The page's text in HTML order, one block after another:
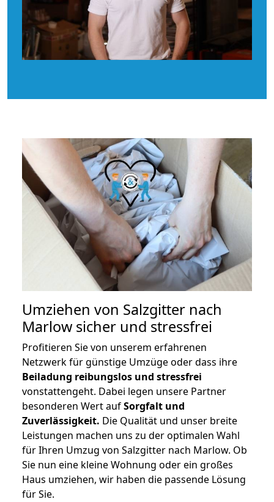
Umziehen von Salzgitter nach
Marlow sicher und stressfrei
Profitieren Sie von unserem erfahrenen
Netzwerk für günstige Umzüge oder dass ihre
Beiladung reibungslos und stressfrei
vonstattengeht. Dabei legen unsere Partner
besonderen Wert aufSorgfalt und
Zuverlässigkeit. Die Qualität und unser breite
Leistungen machen uns zu der optimalen Wahl
für Ihren Umzug von Salzgitter nach Marlow. Ob
Sie nun eine kleine Wohnung oder ein großes
Haus umziehen, wir haben die passende Lösung
für Sie.